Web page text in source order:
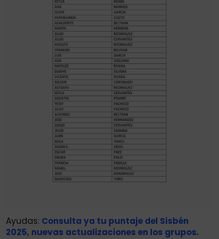
Ayudas: Consulta ya tu puntaje del Sisbén
2025, nuevas actualizaciones en los grupos.